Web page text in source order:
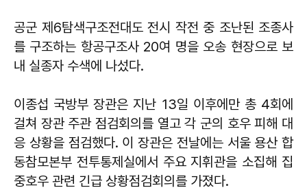
공군 제6탐색구조전대도 전시 작전 중 조난된 조종사
를 구조하는 항공구조사 20여 명을 오송 현장으로 보
내 실종자 수색에 나섰다.
이종섭 국방부 장관은 지난 13일 이후에만 총 4회에
걸쳐 장관 주관 점검회의를 열고 각 군의 호우 피해 대
응 상황을 점검했다. 이 장관은 전날에는 서울 용산 합
동참모본부 전투통제실에서 주요 지휘관을 소집해 집
중호우 관련 긴급 상황점검회의를 가졌다.